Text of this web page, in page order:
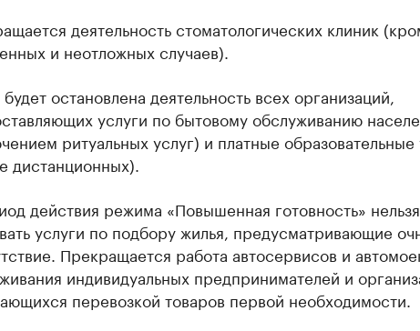
деятельность стоматологических клиник
и неотложных случаев).
остановлена деятельность всех организаций,
услуги по бытовому обслуживанию
ритуальных услуг) и платные образовательные
дистанционных).
действия режима «Повышенная готовность»
услуги по подбору жилья, предусматривающие
Прекращается работа автосервисов и
индивидуальных предпринимателей и
перевозкой товаров первой необходимости.